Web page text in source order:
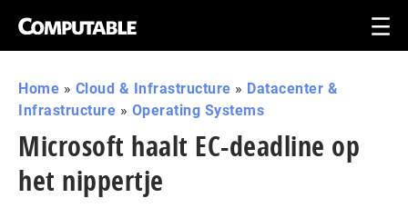
Home » Cloud & Infrastructure » Datacenter &
Infrastructure » Operating Systems
Microsoft haalt EC-deadline op
het nippertje